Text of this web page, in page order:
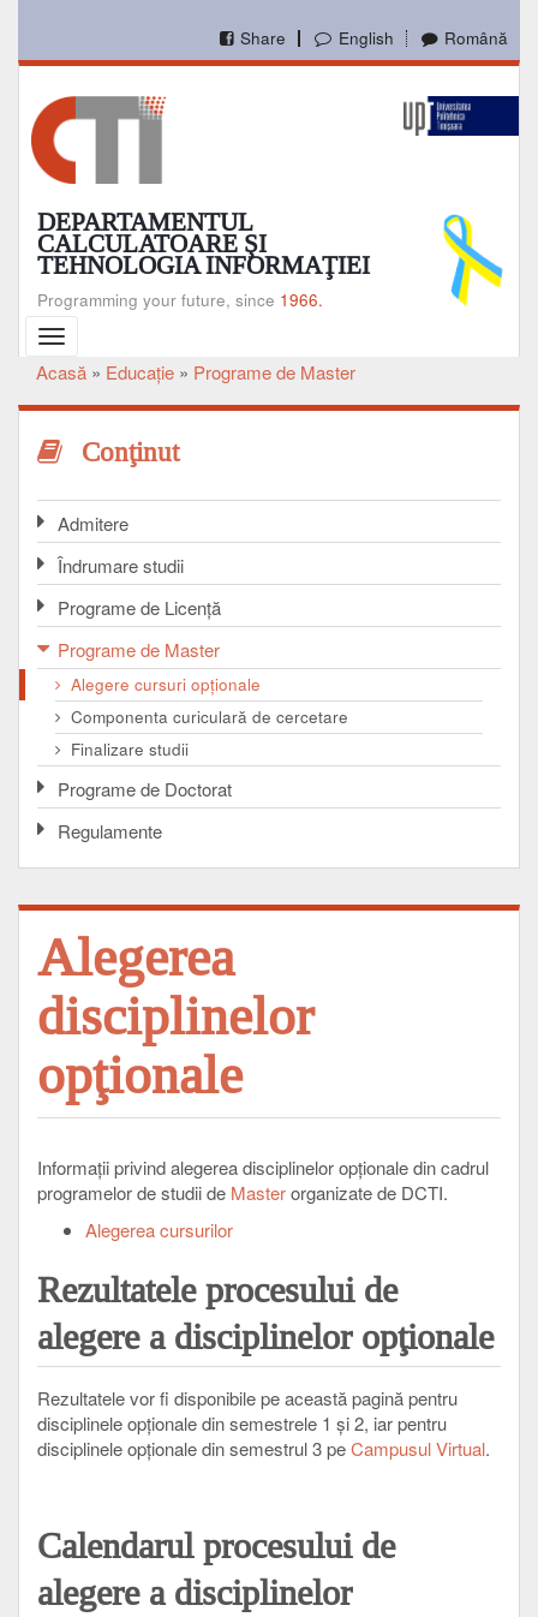
conţinutul
English Română
Share
DEPARTAMENTUL
CALCULATOARE ŞI
TEHNOLOGIA INFORMAŢIEI
Programming your future, since 1966.
Toggle
navigation
Breadcrumb
Acasă Educaţie Programe de Master
Conţinut
Admitere
Îndrumare studii
Programe de Licenţă
Programe de Master
Alegere cursuri opţionale
Componenta curiculară de cercetare
Finalizare studii
Programe de Doctorat
Regulamente
Alegerea
disciplinelor
opţionale
Informaţii privind alegerea disciplinelor opţionale din cadrul
programelor de studii de Masterorganizate de DCTI.
Alegerea cursurilor
Rezultatele procesului de
alegere a disciplinelor opţionale
Rezultatele vor fi disponibile pe această pagină pentru
disciplinele opționale din semestrele 1 și 2, iar pentru
disciplinele opționale din semestrul 3 peCampusul Virtual.
Calendarul procesului de
alegere a disciplinelor